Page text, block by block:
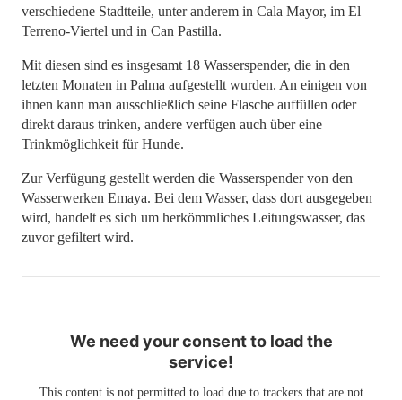
verschiedene Stadtteile, unter anderem in Cala Mayor, im El
Terreno-Viertel und in Can Pastilla.
Mit diesen sind es insgesamt 18 Wasserspender, die in den
letzten Monaten in Palma aufgestellt wurden. An einigen von
ihnen kann man ausschließlich seine Flasche auffüllen oder
direkt daraus trinken, andere verfügen auch über eine
Trinkmöglichkeit für Hunde.
Zur Verfügung gestellt werden die Wasserspender von den
Wasserwerken Emaya. Bei dem Wasser, dass dort ausgegeben
wird, handelt es sich um herkömmliches Leitungswasser, das
zuvor gefiltert wird.
We need your consent to load the
service!
This content is not permitted to load due to trackers that are not